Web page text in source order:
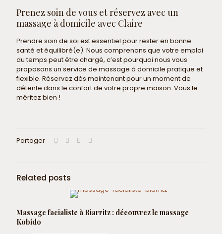
Prenez soin de vous et réservez avec un
massage à domicile avec Claire
Prendre soin de soi est essentiel pour rester en bonne
santé et équilibré(e). Nous comprenons que votre emploi
du temps peut être chargé, c’est pourquoi nous vous
proposons un service de massage à domicile pratique et
flexible. Réservez dès maintenant pour un moment de
détente dans le confort de votre propre maison. Vous le
méritez bien !
Partager
Related posts
Massage facialiste à Biarritz : découvrez le massage
Kobido